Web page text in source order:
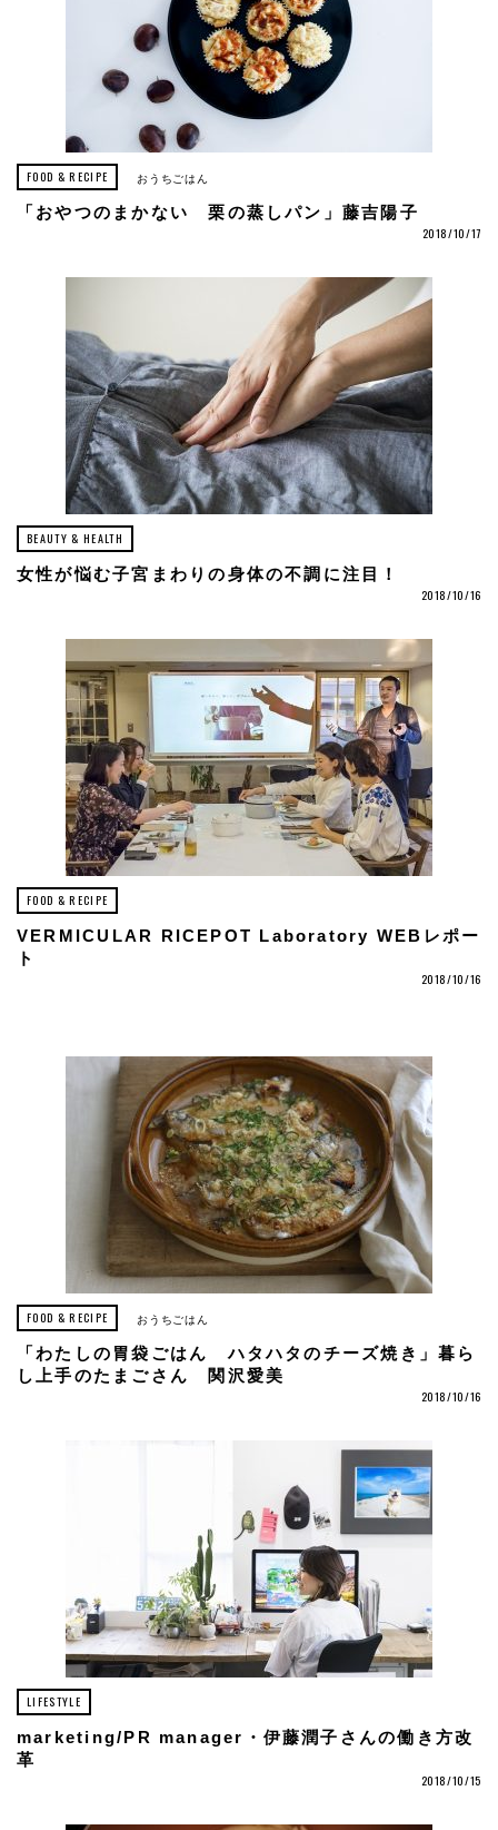
FOOD & RECIPE おうちごはん
「おやつのまかない 栗の蒸しパン」藤吉陽子
2018/10/17
BEAUTY & HEALTH
女性が悩む子宮まわりの身体の不調に注目！
2018/10/16
FOOD & RECIPE
VERMICULAR RICEPOT Laboratory WEBレポー
ト
2018/10/16
FOOD & RECIPE おうちごはん
「わたしの胃袋ごはん ハタハタのチーズ焼き」暮ら
し上手のたまごさん 関沢愛美
2018/10/16
LIFESTYLE
marketing/PR manager・伊藤潤子さんの働き方改
革
2018/10/15